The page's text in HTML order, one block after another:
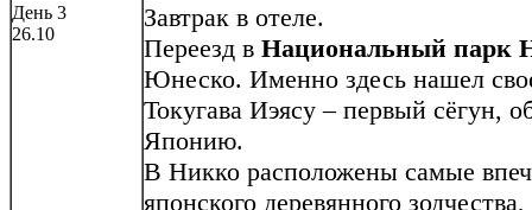
День 3
26.10
Завтрак в отеле.
Переезд в Национальный парк
Юнеско. Именно здесь нашел
Токугава Иэясу – первый сёгун,
Японию.
В Никко расположены самые
японского деревянного